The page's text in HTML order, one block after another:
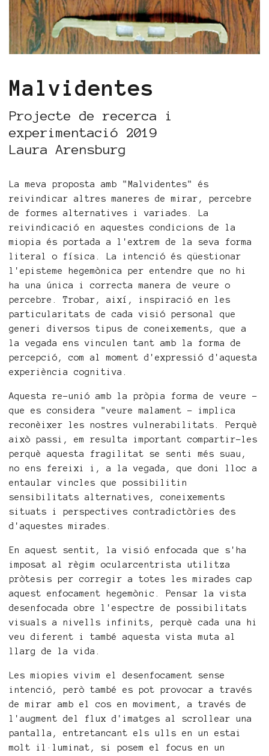
Malvidentes
Projecte de recerca i
experimentació 2019
Laura Arensburg
La meva proposta amb "Malvidentes" és
reivindicar altres maneres de mirar, percebre
de formes alternatives i variades. La
reivindicació en aquestes condicions de la
miopia és portada a l'extrem de la seva forma
literal o física. La intenció és qüestionar
l'episteme hegemònica per entendre que no hi
ha una única i correcta manera de veure o
percebre. Trobar, així, inspiració en les
particularitats de cada visió personal que
generi diversos tipus de coneixements, que a
la vegada ens vinculen tant amb la forma de
percepció, com al moment d'expressió d'aquesta
experiència cognitiva.
Aquesta re-unió amb la pròpia forma de veure -
que es considera "veure malament – implica
reconèixer les nostres vulnerabilitats. Perquè
això passi, em resulta important compartir-les
perquè aquesta fragilitat se senti més suau,
no ens fereixi i, a la vegada, que doni lloc a
entaular vincles que possibilitin
sensibilitats alternatives, coneixements
situats i perspectives contradictòries des
d'aquestes mirades.
En aquest sentit, la visió enfocada que s'ha
imposat al règim ocularcentrista utilitza
pròtesis per corregir a totes les mirades cap
aquest enfocament hegemònic. Pensar la vista
desenfocada obre l'espectre de possibilitats
visuals a nivells infinits, perquè cada una hi
veu diferent i també aquesta vista muta al
llarg de la vida.
Les miopies vivim el desenfocament sense
intenció, però també es pot provocar a través
de mirar amb el cos en moviment, a través de
l'augment del flux d'imatges al scrollear una
pantalla, entretancant els ulls en un estai
molt il·luminat, si posem el focus en un